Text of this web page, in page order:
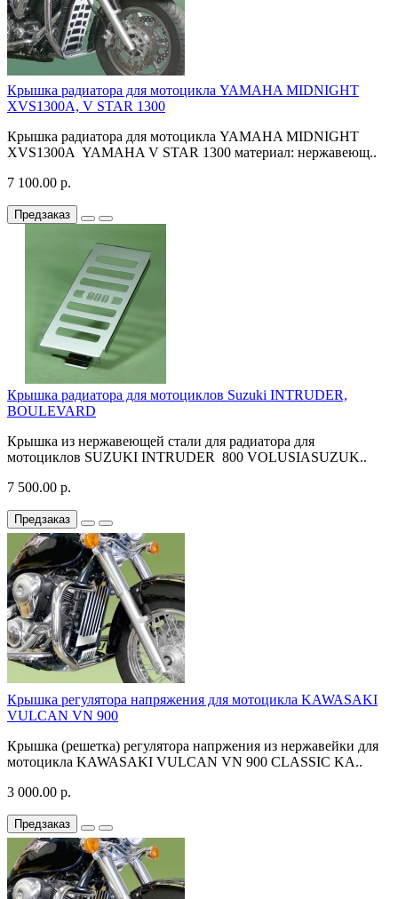
Крышка радиатора для мотоцикла YAMAHA MIDNIGHT
XVS1300A, V STAR 1300
Крышка радиатора для мотоцикла YAMAHA MIDNIGHT
XVS1300A YAMAHA V STAR 1300 материал: нержавеющ..
7 100.00 р.
Предзаказ
Крышка радиатора для мотоциклов Suzuki INTRUDER,
BOULEVARD
Крышка из нержавеющей стали для радиатора для
мотоциклов SUZUKI INTRUDER 800 VOLUSIASUZUK..
7 500.00 р.
Предзаказ
Крышка регулятора напряжения для мотоцикла KAWASAKI
VULCAN VN 900
Крышка (решетка) регулятора напржения из нержавейки для
мотоцикла KAWASAKI VULCAN VN 900 CLASSIC KA..
3 000.00 р.
Предзаказ